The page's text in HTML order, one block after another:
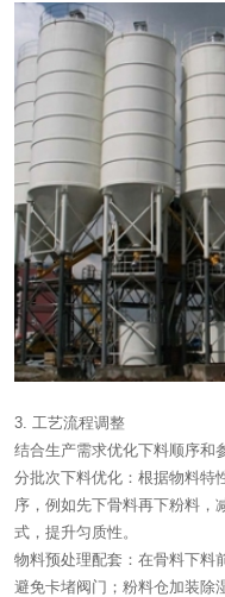
3. 工艺流程调整
结合生产需求优化下料顺序和
分批次下料优化：根据物料特
序，例如先下骨料再下粉料，
式，提升匀质性。
物料预处理配套：在骨料下料
避免卡堵阀门；粉料仓加装除